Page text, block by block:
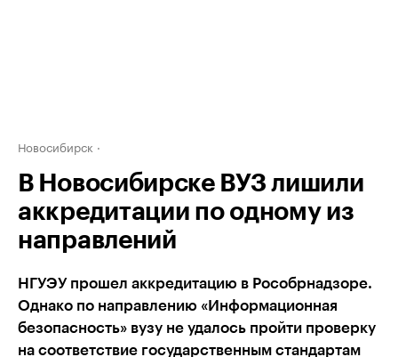
Новосибирск
В Новосибирске ВУЗ лишили
аккредитации по одному из
направлений
НГУЭУ прошел аккредитацию в Рособрнадзоре.
Однако по направлению «Информационная
безопасность» вузу не удалось пройти проверку
на соответствие государственным стандартам